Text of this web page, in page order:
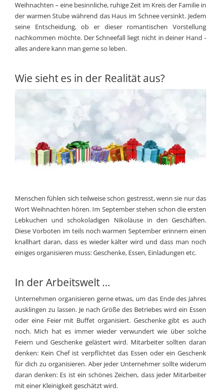
Weihnachten – eine besinnliche, ruhige Zeit im Kreis der Familie in
der warmen Stube während das Haus im Schnee versinkt. Jedem
seine Entscheidung, ob er dieser romantischen Vorstellung
nachkommen möchte. Der Schneefall liegt nicht in deiner Hand -
alles andere kann man gerne so leben.
Wie sieht es in der Realität aus?
Menschen fühlen sich teilweise schon gestresst, wenn sie nur das
Wort Weihnachten hören. Im September stehen schon die ersten
Lebkuchen und schokoladigen Nikoläuse in den Geschäften.
Diese Vorboten im teils noch warmen September erinnern einen
knallhart daran, dass es wieder kälter wird und dass man noch
einiges organisieren muss: Geschenke, Essen, Einladungen etc.
In der Arbeitswelt …
Unternehmen organisieren gerne etwas, um das Ende des Jahres
ausklingen zu lassen. Je nach Größe des Betriebes wird ein Essen
oder eine Feier mit Buffet organisiert. Geschenke gibt es auch
noch. Mich hat es immer wieder verwundert wie über solche
Feiern und Geschenke gelästert wird. Mitarbeiter sollten daran
denken: Kein Chef ist verpflichtet das Essen oder ein Geschenk
für dich zu organisieren. Aber jeder Unternehmer sollte widerum
daran denken: Es ist ein schönes Zeichen, dass jeder Mitarbeiter
mit einer Kleinigkeit geschätzt wird.